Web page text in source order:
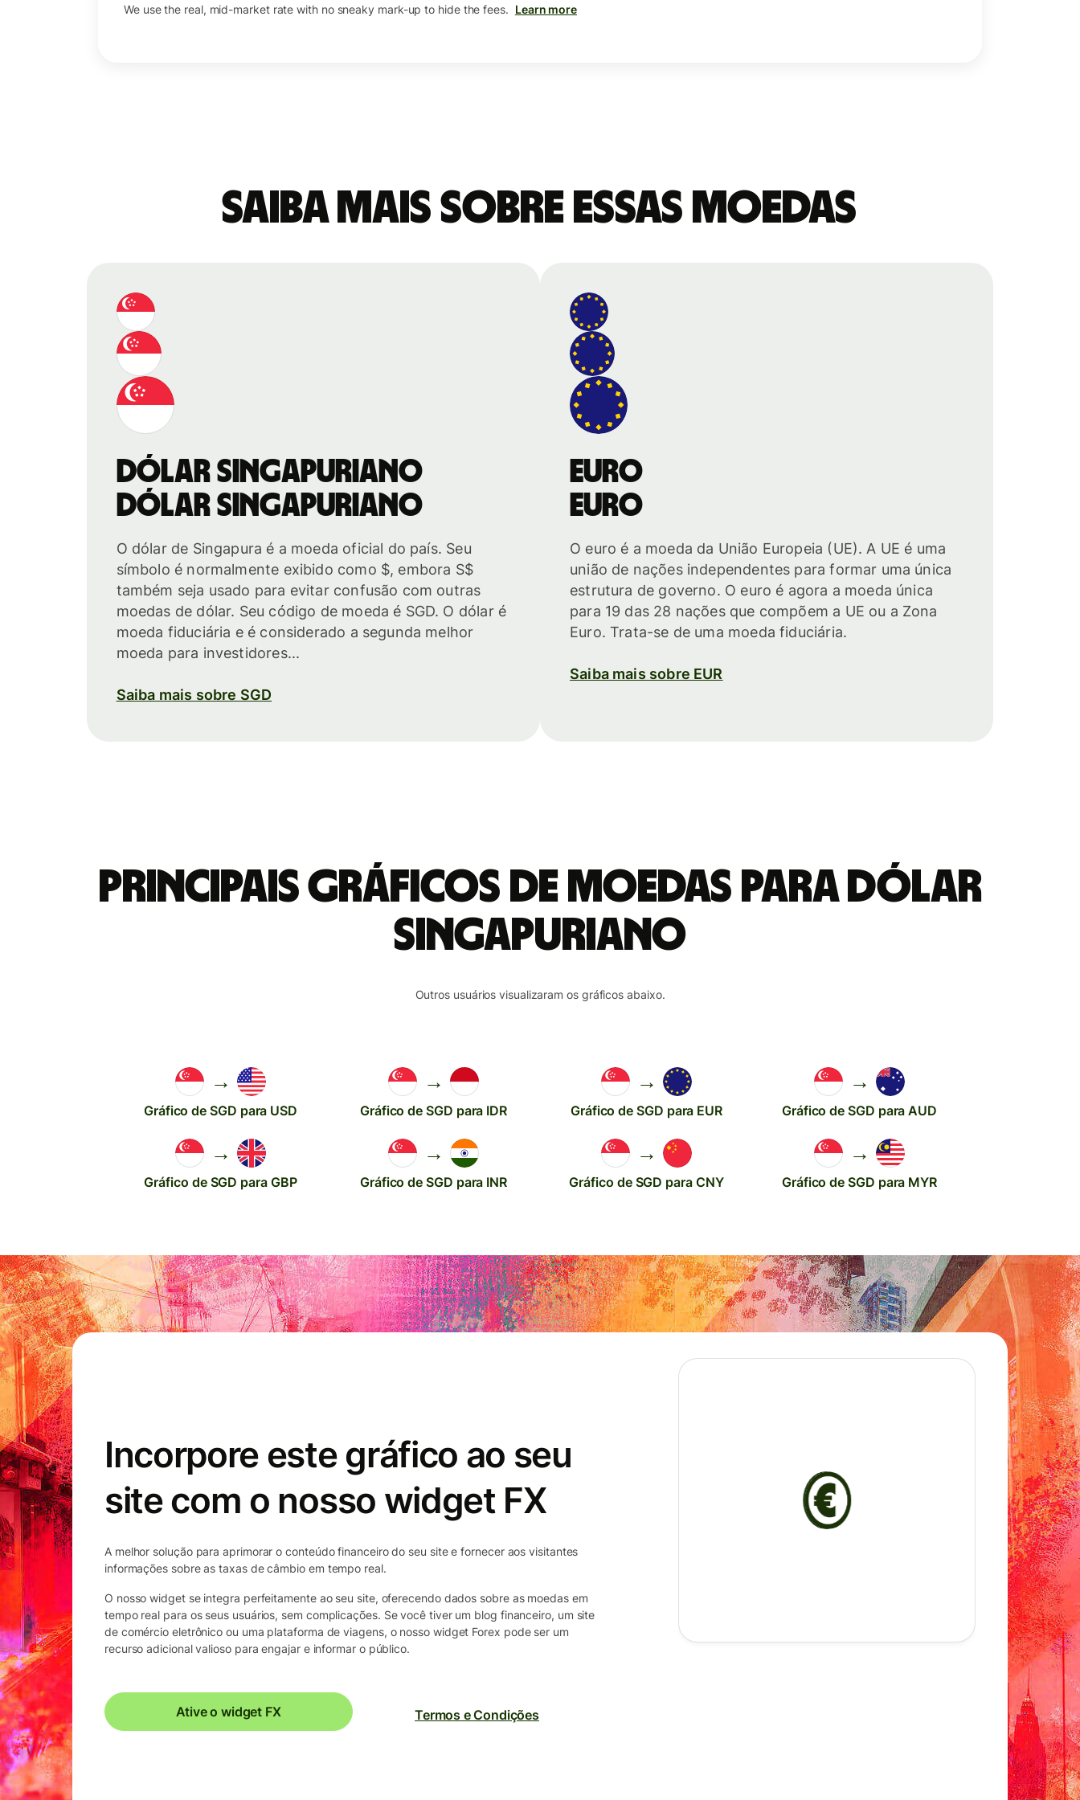
We use the real, mid-market rate with no sneaky mark-up to hide the fees. Learn more
Saiba mais sobre essas moedas
Dólar singapuriano
Dólar singapuriano
O dólar de Singapura é a moeda oficial do país. Seu
símbolo é normalmente exibido como $, embora S$
também seja usado para evitar confusão com outras
moedas de dólar. Seu código de moeda é SGD. O dólar é
moeda fiduciária e é considerado a segunda melhor
moeda para investidores...
Saiba mais sobre SGD
Euro
Euro
O euro é a moeda da União Europeia (UE). A UE é uma
união de nações independentes para formar uma única
estrutura de governo. O euro é agora a moeda única
para 19 das 28 nações que compõem a UE ou a Zona
Euro. Trata-se de uma moeda fiduciária.
Saiba mais sobre EUR
Principais gráficos de moedas para Dólar
singapuriano
Outros usuários visualizaram os gráficos abaixo.
→
Gráfico de SGD para USD
→
Gráfico de SGD para IDR
→
Gráfico de SGD para EUR
→
Gráfico de SGD para AUD
→
Gráfico de SGD para GBP
→
Gráfico de SGD para INR
→
Gráfico de SGD para CNY
→
Gráfico de SGD para MYR
Incorpore este gráfico ao seu
site com o nosso widget FX
A melhor solução para aprimorar o conteúdo financeiro do seu site e fornecer aos visitantes
informações sobre as taxas de câmbio em tempo real.
O nosso widget se integra perfeitamente ao seu site, oferecendo dados sobre as moedas em
tempo real para os seus usuários, sem complicações. Se você tiver um blog financeiro, um site
de comércio eletrônico ou uma plataforma de viagens, o nosso widget Forex pode ser um
recurso adicional valioso para engajar e informar o público.
Ative o widget FX Termos e Condições